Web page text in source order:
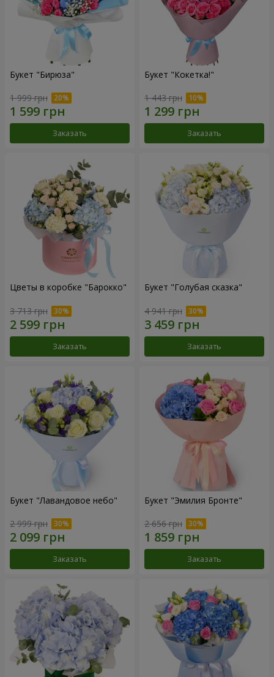
Букет "Бирюза"
1 999 грн
Заказать
Букет "Кокетка!"
1 443 грн
Заказать
Цветы в коробке "Барокко"
3 713 грн
Заказать
Букет "Голубая сказка"
4 941 грн
Заказать
Букет "Лавандовое небо"
2 999 грн
Заказать
Букет "Эмилия Бронте"
2 656 грн
Заказать